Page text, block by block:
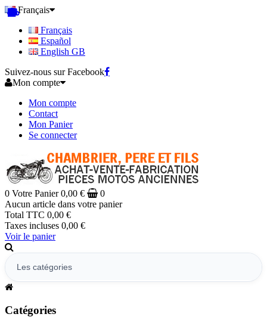
Français
Français
Español
English GB
Suivez-nous sur Facebook
Mon compte
Mon compte
Contact
Mon Panier
Se connecter
0 Votre Panier 0,00 €
0
Aucun article dans votre panier
Total TTC 0,00 €
Taxes incluses 0,00 €
Voir le panier
Catégories